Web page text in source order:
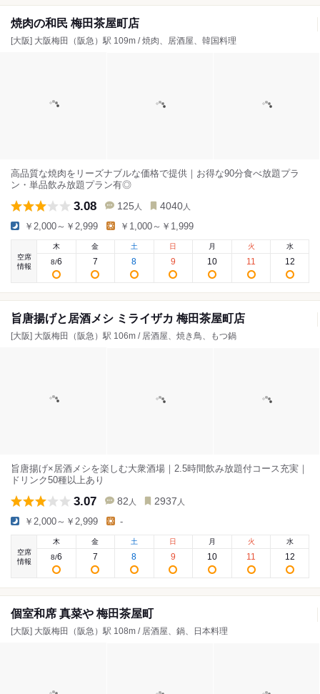
焼肉の和民 梅田茶屋町店
[大阪] 大阪梅田（阪急）駅 109m / 焼肉、居酒屋、韓国料理
高品質な焼肉をリーズナブルな価格で提供｜お得な90分食べ放題プラ
ン・単品飲み放題プラン有◎
3.08 125 人 4040 人
￥2,000～￥2,999 ￥1,000～￥1,999
空席
情報
木
8/6
金
7
土
8
日
9
月
10
火
11
水
12
旨唐揚げと居酒メシ ミライザカ 梅田茶屋町店
[大阪] 大阪梅田（阪急）駅 106m / 居酒屋、焼き鳥、もつ鍋
旨唐揚げ×居酒メシを楽しむ大衆酒場｜2.5時間飲み放題付コース充実｜
ドリンク50種以上あり
3.07 82 人 2937 人
￥2,000～￥2,999 -
空席
情報
木
8/6
金
7
土
8
日
9
月
10
火
11
水
12
個室和席 真菜や 梅田茶屋町
[大阪] 大阪梅田（阪急）駅 108m / 居酒屋、鍋、日本料理